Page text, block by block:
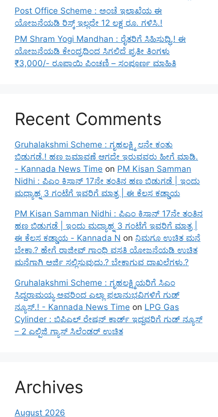
Post Office Scheme : ಅಂಚೆ ಇಲಾಖೆಯ ಈ
ಯೋಜನೆಯಡಿ ರಿಸ್ಕ್‌ ಇಲ್ಲದೇ 12 ಲಕ್ಷ ರೂ. ಗಳಿಸಿ.!
PM Shram Yogi Mandhan : ರೈತರಿಗೆ ಸಿಹಿಸುದ್ಧಿ.! ಈ
ಯೋಜನೆಯಡಿ ಕೇಂದ್ರದಿಂದ ಸಿಗಲಿದೆ ಪ್ರತೀ ತಿಂಗಳು
₹3,000/- ರೂಪಾಯಿ ಪಿಂಚಣಿ – ಸಂಪೂರ್ಣ ಮಾಹಿತಿ
Recent Comments
Gruhalakshmi Scheme : ಗೃಹಲಕ್ಷ್ಮಿ ೮ನೇ ಕಂತು
ಬಿಡುಗಡೆ.! ಹಣ ಜಮಾವಣೆ ಆಗದೇ ಇರುವವರು ಹೀಗೆ ಮಾಡಿ.
- Kannada News Time on PM Kisan Samman
Nidhi : ಪಿಎಂ ಕಿಸಾನ್ 17ನೇ ತಂತಿನ ಹಣ ಬಿಡುಗಡೆ | ಇಂದು
ಮಧ್ಯಾಹ್ನ 3 ಗಂಟೆಗೆ ಇವರಿಗೆ ಮಾತ್ರ | ಈ ಕೆಲಸ ಕಡ್ಡಾಯ
PM Kisan Samman Nidhi : ಪಿಎಂ ಕಿಸಾನ್ 17ನೇ ತಂತಿನ
ಹಣ ಬಿಡುಗಡೆ | ಇಂದು ಮಧ್ಯಾಹ್ನ 3 ಗಂಟೆಗೆ ಇವರಿಗೆ ಮಾತ್ರ |
ಈ ಕೆಲಸ ಕಡ್ಡಾಯ - Kannada N on ನಿಮಗೂ ಉಚಿತ ಮನೆ
ಬೇಕಾ.? ಹೇಗೆ ರಾಜೀವ್ ಗಾಂಧಿ ವಸತಿ ಯೋಜನೆಯಡಿ ಉಚಿತ
ಮನೆಗಾಗಿ ಅರ್ಜಿ ಸಲ್ಲಿಸುವುದು.? ಬೇಕಾಗುವ ದಾಖಲೆಗಳು.?
Gruhalakshmi Scheme : ಗೃಹಲಕ್ಷ್ಮಿಯರಿಗೆ ಸಿಎಂ
ಸಿದ್ದರಾಮಯ್ಯ ಅವರಿಂದ ಎಲ್ಲಾ ಫಲಾನುಭವಿಗಳಿಗೆ ಗುಡ್
ನ್ಯೂಸ್.! - Kannada News Time on LPG Gas
Cylinder : ಬಿಪಿಎಲ್ ರೇಷನ್ ಕಾರ್ಡ್ ಇದ್ದವರಿಗೆ ಗುಡ್ ನ್ಯೂಸ್
– 2 ಎಲ್ಪಿಜಿ ಗ್ಯಾಸ್ ಸಿಲೆಂಡರ್ ಉಚಿತ
Archives
August 2026